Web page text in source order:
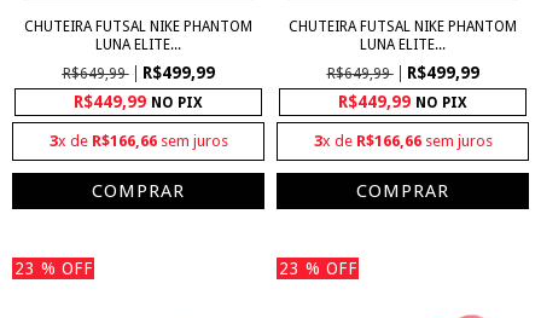
CHUTEIRA FUTSAL NIKE PHANTOM
LUNA ELITE...
R$649,99
R$499,99
R$449,99 NO PIX
3x de R$166,66sem juros
COMPRAR
CHUTEIRA FUTSAL NIKE PHANTOM
LUNA ELITE...
R$649,99
R$499,99
R$449,99 NO PIX
3x de R$166,66sem juros
COMPRAR
23 % OFF 23 % OFF